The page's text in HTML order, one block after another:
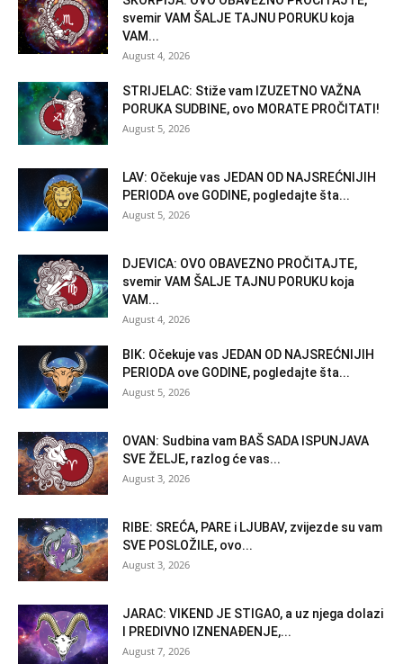
svemir VAM ŠALJE TAJNU PORUKU koja
VAM...
August 4, 2026
STRIJELAC: Stiže vam IZUZETNO VAŽNA
PORUKA SUDBINE, ovo MORATE PROČITATI!
August 5, 2026
LAV: Očekuje vas JEDAN OD NAJSREĆNIJIH
PERIODA ove GODINE, pogledajte šta...
August 5, 2026
DJEVICA: OVO OBAVEZNO PROČITAJTE,
svemir VAM ŠALJE TAJNU PORUKU koja
VAM...
August 4, 2026
BIK: Očekuje vas JEDAN OD NAJSREĆNIJIH
PERIODA ove GODINE, pogledajte šta...
August 5, 2026
OVAN: Sudbina vam BAŠ SADA ISPUNJAVA
SVE ŽELJE, razlog će vas...
August 3, 2026
RIBE: SREĆA, PARE i LJUBAV, zvijezde su vam
SVE POSLOŽILE, ovo...
August 3, 2026
JARAC: VIKEND JE STIGAO, a uz njega dolazi
I PREDIVNO IZNENAĐENJE,...
August 7, 2026